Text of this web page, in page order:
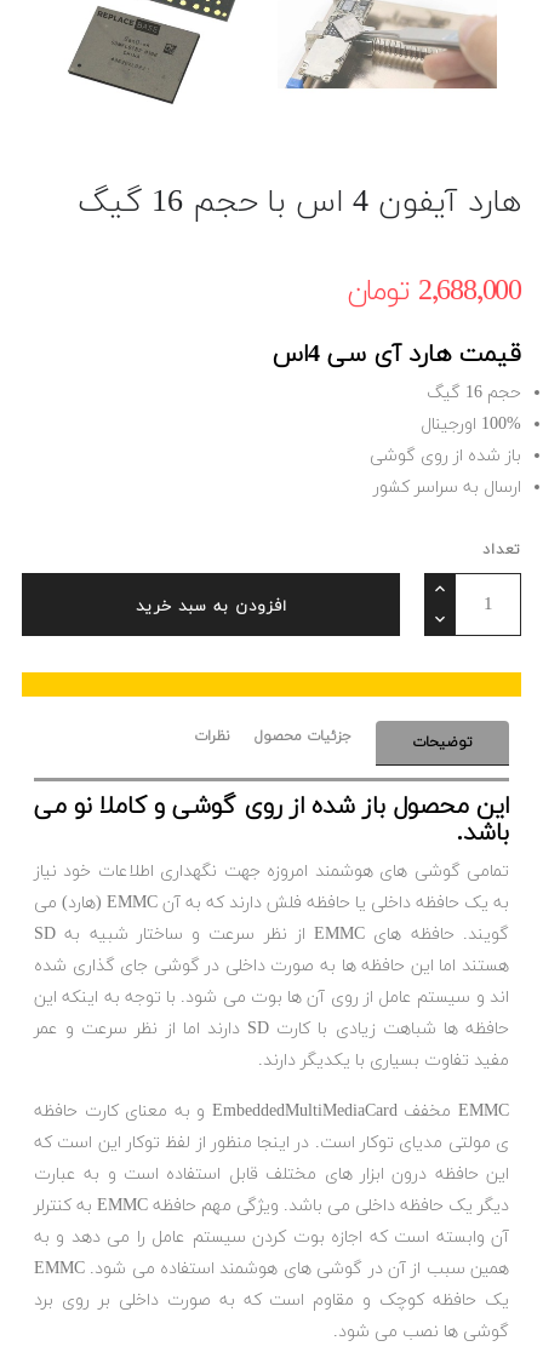
هارد آیفون 4 اس با حجم 16 گیگ
2٬688٬000 ‎تومان
قیمت هارد آی سی 4اس
حجم 16 گیگ
100% اورجینال
باز شده از روی گوشی
ارسال به سراسر کشور
تعداد
افزودن به سبد خرید
توضیحات جزئیات محصول نظرات
این محصول باز شده از روی گوشی و کاملا نو می
باشد.
تمامی گوشی های هوشمند امروزه جهت نگهداری اطلاعات خود نیاز
به یک حافظه داخلی یا حافظه فلش دارند که به آن EMMC (هارد) می
گویند. حافظه های EMMC از نظر سرعت و ساختار شبیه به SD
هستند اما این حافظه ها به صورت داخلی در گوشی جای گذاری شده
اند و سیستم عامل از روی آن ها بوت می شود. با توجه به اینکه این
حافظه ها شباهت زیادی با کارت SD دارند اما از نظر سرعت و عمر
مفید تفاوت بسیاری با یکدیگر دارند.
EMMC مخفف EmbeddedMultiMediaCard و به معنای کارت حافظه
ی مولتی مدیای توکار است. در اینجا منظور از لفظ توکار این است که
این حافظه درون ابزار های مختلف قابل استفاده است و به عبارت
دیگر یک حافظه داخلی می باشد. ویژگی مهم حافظه EMMC به کنترلر
آن وابسته است که اجازه بوت کردن سیستم عامل را می دهد و به
همین سبب از آن در گوشی های هوشمند استفاده می شود. EMMC
یک حافظه کوچک و مقاوم است که به صورت داخلی بر روی برد
گوشی ها نصب می شود.